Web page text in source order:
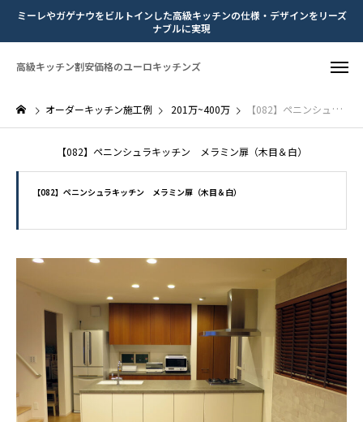
ミーレやガゲナウをビルトインした高級キッチンの仕様・デザインをリーズ
ナブルに実現
高級キッチン割安価格のユーロキッチンズ
オーダーキッチン施工例 201万~400万 【082】ペニンシュラキッチン メラミン扉（木目＆白）
【082】ペニンシュラキッチン メラミン扉（木目＆白）
【082】ペニンシュラキッチン メラミン扉（木目＆白）